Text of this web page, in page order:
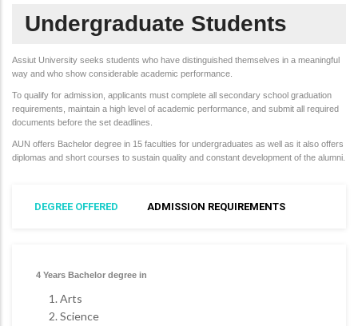
Undergraduate Students
Assiut University seeks students who have distinguished themselves in a meaningful
way and who show considerable academic performance.
To qualify for admission, applicants must complete all secondary school graduation
requirements, maintain a high level of academic performance, and submit all required
documents before the set deadlines.
AUN offers Bachelor degree in 15 faculties for undergraduates as well as it also offers
diplomas and short courses to sustain quality and constant development of the alumni.
DEGREE OFFERED ADMISSION REQUIREMENTS
4 Years Bachelor degree in
Arts
Science